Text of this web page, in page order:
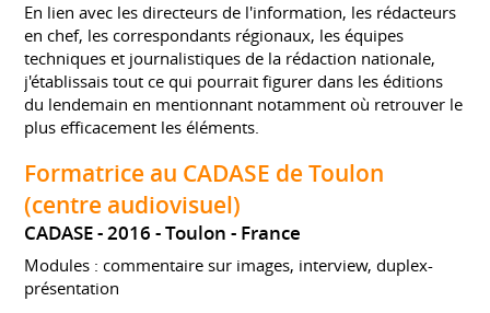
En lien avec les directeurs de l'information, les rédacteurs
en chef, les correspondants régionaux, les équipes
techniques et journalistiques de la rédaction nationale,
j'établissais tout ce qui pourrait figurer dans les éditions
du lendemain en mentionnant notamment où retrouver le
plus efficacement les éléments.
Formatrice au CADASE de Toulon
(centre audiovisuel)
CADASE 2016 Toulon France
Modules : commentaire sur images, interview, duplex-
présentation